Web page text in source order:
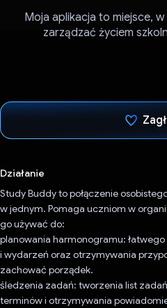
Moja aplikacja to miejsce,
zarządzać życiem
Działanie
Study Buddy to połączenie
w jednym. Pomaga uczniom w
go używać do:
planowania harmonogramu:
i wydarzeń oraz otrzymywania
zachować porządek.
śledzenia zadań: tworzenia list
terminów i otrzymywania